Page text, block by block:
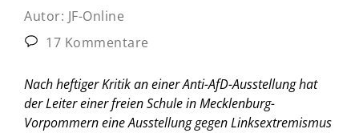
Autor: JF-Online
17 Kommentare
Nach heftiger Kritik an einer Anti-AfD-Ausstellung hat
der Leiter einer freien Schule in Mecklenburg-
Vorpommern eine Ausstellung gegen Linksextremismus